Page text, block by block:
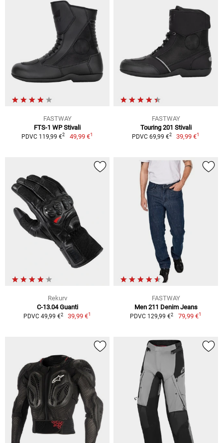
FASTWAY
FTS-1 WP Stivali
PDVC 119,99 €2 49,99 €1
FASTWAY
Touring 201 Stivali
PDVC 69,99 €2 39,99 €1
Rekurv
C-13.04 Guanti
PDVC 49,99 €2 39,99 €1
FASTWAY
Men 211 Denim Jeans
PDVC 129,99 €2 79,99 €1